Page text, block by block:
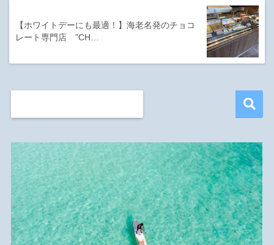
【ホワイトデーにも最適！】海老名発のチョコ
レート専門店 ”CH…